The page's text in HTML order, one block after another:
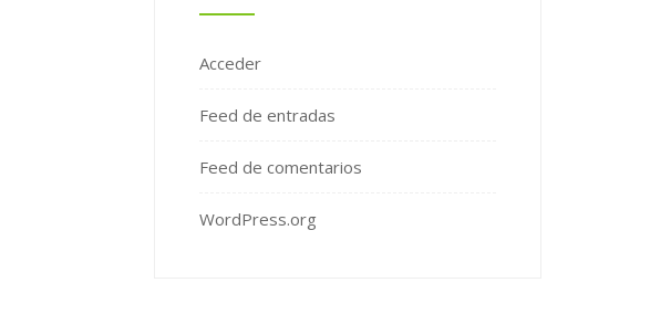
Acceder
Feed de entradas
Feed de comentarios
WordPress.org